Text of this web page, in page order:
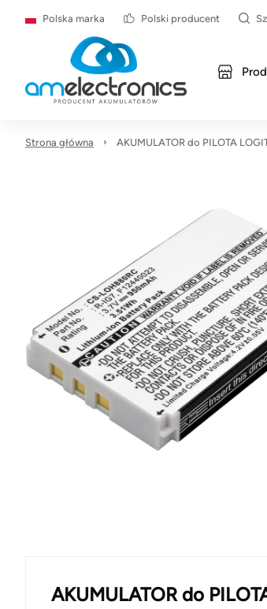
Polska marka Polski producent
Strona główna AKUMULATOR do PILOTA
AKUMULATOR do